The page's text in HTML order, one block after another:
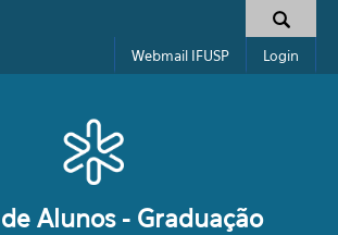
Formulário de busca
Webmail IFUSP Login
Alunos - Graduação